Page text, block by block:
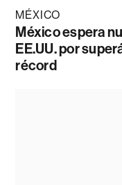
MÉXICO
México espera
EE.UU. por
récord